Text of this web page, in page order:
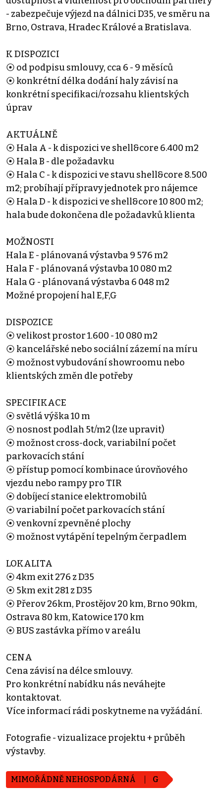
- zabezpečuje výjezd na dálnici D35, ve směru na
Brno, Ostrava, Hradec Králové a Bratislava.
K DISPOZICI
⦿ od podpisu smlouvy, cca 6 - 9 měsíců
⦿ konkrétní délka dodání haly závisí na
konkrétní specifikaci/rozsahu klientských
úprav
AKTUÁLNĚ
⦿ Hala A - k dispozici ve shell&core 6.400 m2
⦿ Hala B - dle požadavku
⦿ Hala C - k dispozici ve stavu shell&core 8.500
m2; probíhají přípravy jednotek pro nájemce
⦿ Hala D - k dispozici ve shell&core 10 800 m2;
hala bude dokončena dle požadavků klienta
MOŽNOSTI
Hala E - plánovaná výstavba 9 576 m2
Hala F - plánovaná výstavba 10 080 m2
Hala G - plánovaná výstavba 6 048 m2
Možné propojení hal E,F,G
DISPOZICE
⦿ velikost prostor 1.600 - 10 080 m2
⦿ kancelářské nebo sociální zázemí na míru
⦿ možnost vybudování showroomu nebo
klientských změn dle potřeby
SPECIFIKACE
⦿ světlá výška 10 m
⦿ nosnost podlah 5t/m2 (lze upravit)
⦿ možnost cross-dock, variabilní počet
parkovacích stání
⦿ přístup pomocí kombinace úrovňového
vjezdu nebo rampy pro TIR
⦿ dobíjecí stanice elektromobilů
⦿ variabilní počet parkovacích stání
⦿ venkovní zpevněné plochy
⦿ možnost vytápění tepelným čerpadlem
LOKALITA
⦿ 4km exit 276 z D35
⦿ 5km exit 281 z D35
⦿ Přerov 26km, Prostějov 20 km, Brno 90km,
Ostrava 80 km, Katowice 170 km
⦿ BUS zastávka přímo v areálu
CENA
Cena závisí na délce smlouvy.
Pro konkrétní nabídku nás neváhejte
kontaktovat.
Více informací rádi poskytneme na vyžádání.
Fotografie - vizualizace projektu + průběh
výstavby.
MIMOŘÁDNĚ NEHOSPODÁRNÁ G